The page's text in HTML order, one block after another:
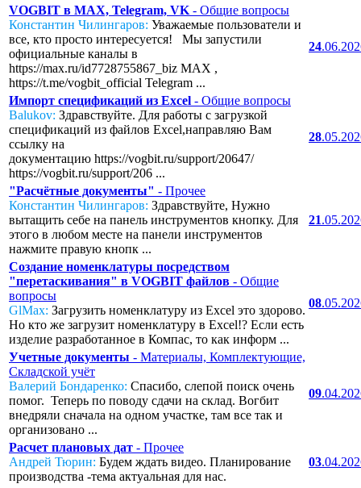
VOGBIT в MAX, Telegram, VK - Общие вопросы
Константин Чилингаров: Уважаемые пользователи и
все, кто просто интересуется! Мы запустили
официальные каналы в
https://max.ru/id7728755867_biz MAX ,
https://t.me/vogbit_official Telegram ...
24
Импорт спецификаций из Excel - Общие вопросы
Balukov: Здравствуйте. Для работы с загрузкой
спецификаций из файлов Excel,направляю Вам
ссылку на
документацию https://vogbit.ru/support/20647/
https://vogbit.ru/support/206 ...
28
"Расчётные документы" - Прочее
Константин Чилингаров: Здравствуйте, Нужно
вытащить себе на панель инструментов кнопку. Для
этого в любом месте на панели инструментов
нажмите правую кнопк ...
21
Создание номенклатуры посредством
"перетаскивания" в VOGBIT файлов - Общие
вопросы
GlMax: Загрузить номенклатуру из Excel это здорово.
Но кто же загрузит номенклатуру в Excel!? Если есть
изделие разработанное в Компас, то как информ ...
08
Учетные документы - Материалы, Комплектующие,
Складской учёт
Валерий Бондаренко: Спасибо, слепой поиск очень
помог. Теперь по поводу сдачи на склад. Вогбит
внедряли сначала на одном участке, там все так и
организовано ...
09
Расчет плановых дат - Прочее
Андрей Тюрин: Будем ждать видео. Планирование
производства -тема актуальная для нас.
03